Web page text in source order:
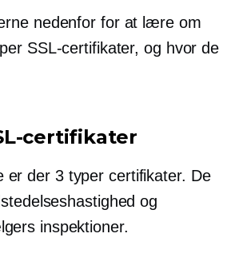
nedenfor for at lære om
SSL-certifikater, og hvor de
certifikater
er der 3 typer certifikater. De
og
inspektioner.